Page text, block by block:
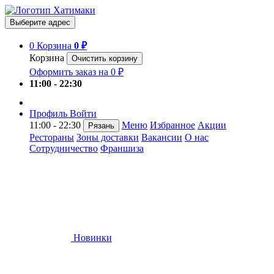
Выберите адрес
0 Корзина 0 ₽
Корзина
Очистить корзину
Оформить заказ на 0 ₽
11:00 - 22:30
Профиль Войти
11:00 - 22:30
Рязань Меню Избранное Акции
Рестораны Зоны доставки Вакансии О нас
Сотрудничество Франшиза
Новинки